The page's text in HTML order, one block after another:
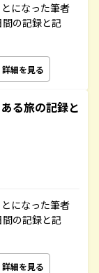
になった筆者
の記録と記
詳細を見る
る旅の記録と
になった筆者
の記録と記
詳細を見る